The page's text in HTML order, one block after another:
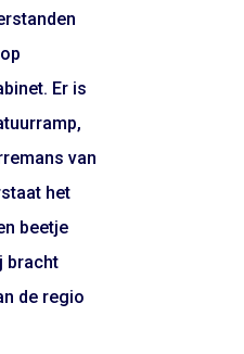
Er is
van
het
beetje
bracht
de regio